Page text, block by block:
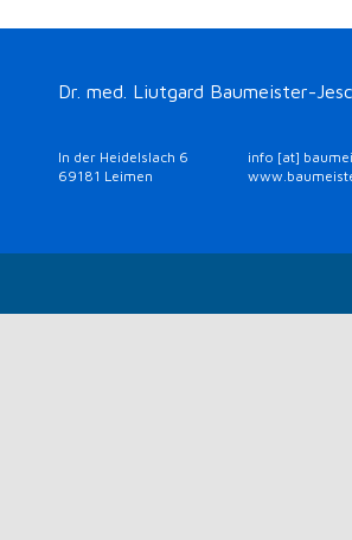
Dr. med. Liutgard Baumeister-
In der Heidelslach 6
69181 Leimen
info [at]